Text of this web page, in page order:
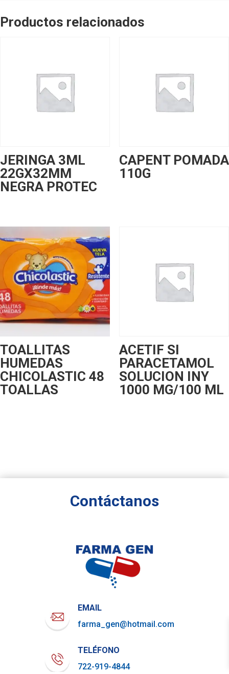
Productos relacionados
JERINGA 3ML
22GX32MM
NEGRA PROTEC
CAPENT POMADA
110G
TOALLITAS
HUMEDAS
CHICOLASTIC 48
TOALLAS
ACETIF SI
PARACETAMOL
SOLUCION INY
1000 MG/100 ML
Contáctanos
EMAIL
farma_gen@hotmail.com
TELÉFONO
722-919-4844